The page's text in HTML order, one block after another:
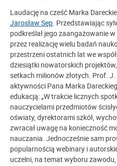
Laudację na cześć Marka
Jarosław Sęp. Przedstawiając
podkreślał jego zaangażowanie
przez realizację wielu badań
przestrzeni ostatnich lat we
dziesiątki nowatorskich
setkach milionów złotych. Prof.
aktywności Pana Marka
edukacją: „W trakcie licznych
nauczycielami przedmiotów
oświaty, dyrektorami szkół,
zwracał uwagę na konieczność
nauczania. Jednocześnie sam
popularnością webinary i
uczelni, na temat wyboru